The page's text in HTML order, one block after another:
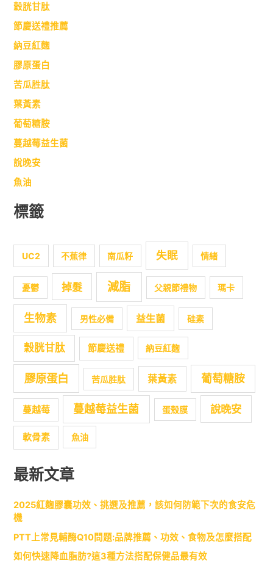
穀胱甘肽
節慶送禮推薦
納豆紅麴
膠原蛋白
苦瓜胜肽
葉黃素
葡萄糖胺
蔓越莓益生菌
說晚安
魚油
標籤
UC2 不蕉律 南瓜籽 失眠 情緒
憂鬱 掉髮 減脂 父親節禮物 瑪卡
生物素 男性必備 益生菌 硅素
穀胱甘肽 節慶送禮 納豆紅麴
膠原蛋白 苦瓜胜肽 葉黃素 葡萄糖胺
蔓越莓 蔓越莓益生菌 蛋殼膜 說晚安
軟骨素 魚油
最新文章
2025紅麴膠囊功效、挑選及推薦，該如何防範下次的食安危
機
PTT上常見輔酶Q10問題:品牌推薦、功效、食物及怎麼搭配
如何快速降血脂肪?這3種方法搭配保健品最有效